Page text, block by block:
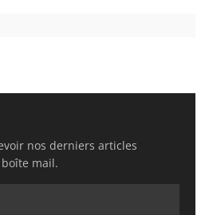
nos derniers articles
mail.